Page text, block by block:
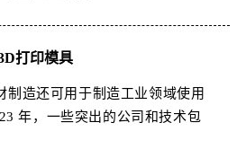
打印模具
造还可用于制造工业领域使用
年，一些突出的公司和技术包